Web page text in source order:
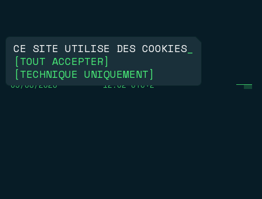
09/08/2026 12:02 UTC+2
CE SITE UTILISE DES COOKIES
[TOUT ACCEPTER]
[TECHNIQUE UNIQUEMENT]